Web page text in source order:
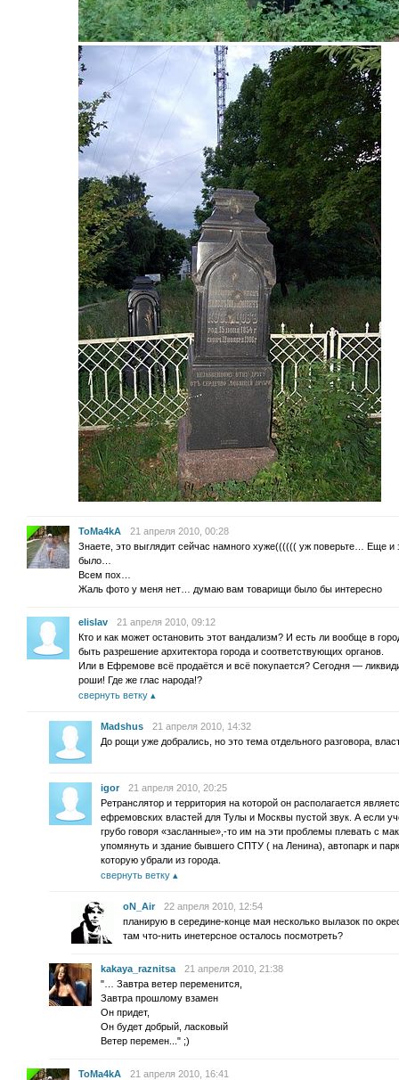
ToMa4kA
21 апреля 2010, 00:28
Знаете, это выглядит сейчас намного хуже(((((( уж поверьте… Еще и
было…
Всем пох…
Жаль фото у меня нет… думаю вам товарищи было бы интересно
elislav
21 апреля 2010, 09:12
Кто и как может остановить этот вандализм? И есть ли вообще в
быть разрешение архитектора города и соответствующих органов.
Или в Ефремове всё продаётся и всё покупается? Сегодня —
роши! Где же глас народа!?
свернуть ветку
Madshus
21 апреля 2010, 14:32
До рощи уже добрались, но это тема отдельного разговора,
igor
21 апреля 2010, 20:25
Ретранслятор и территория на которой он располагается
ефремовских властей для Тулы и Москвы пустой звук. А если
грубо говоря «засланные»,-то им на эти проблемы плевать с
упомянуть и здание бывшего СПТУ ( на Ленина), автопарк и
которую убрали из города.
свернуть ветку
oN_Air
22 апреля 2010, 12:54
планирую в середине-конце мая несколько вылазок по
там что-нить инетерсное осталось посмотреть?
kakaya_raznitsa
21 апреля 2010, 21:38
"… Завтра ветер переменится,
Завтра прошлому взамен
Он придет,
Он будет добрый, ласковый
Ветер перемен..." ;)
ToMa4kA
21 апреля 2010, 16:41